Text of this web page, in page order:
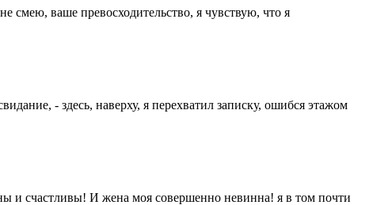
смею, ваше превосходительство, я чувствую, что я
- здесь, наверху, я перехватил записку, ошибся этажом
и счастливы! И жена моя совершенно невинна! я в том почти